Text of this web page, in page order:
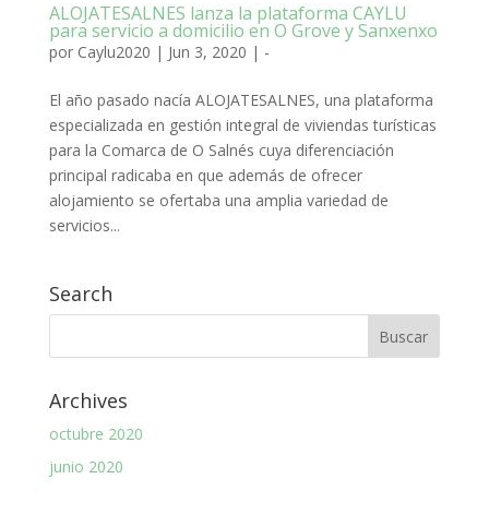
ALOJATESALNES lanza la plataforma CAYLU
para servicio a domicilio en O Grove y Sanxenxo
por Caylu2020 | Jun 3, 2020 | -
El año pasado nacía ALOJATESALNES, una plataforma
especializada en gestión integral de viviendas turísticas
para la Comarca de O Salnés cuya diferenciación
principal radicaba en que además de ofrecer
alojamiento se ofertaba una amplia variedad de
servicios...
Search
Archives
octubre 2020
junio 2020